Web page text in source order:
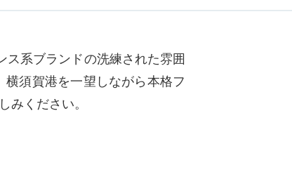
ス系ブランドの洗練された雰囲
須賀港を一望しながら本格フ
みください。